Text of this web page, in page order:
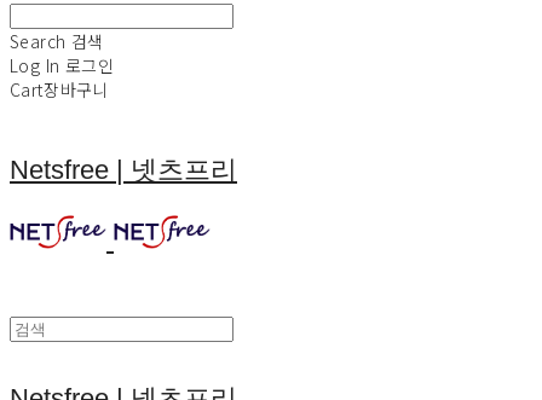
Search 검색
Log In 로그인
Cart장바구니
Netsfree | 넷츠프리